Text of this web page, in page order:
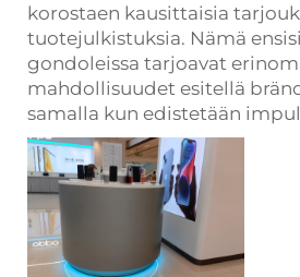
korostaen kausittaisia
tuotejulkistuksia. Nämä
gondoleissa tarjoavat
mahdollisuudet esitellä
samalla kun edistetään